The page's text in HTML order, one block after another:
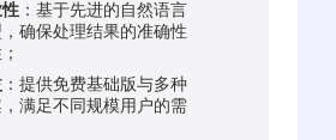
：基于先进的自然语言
确保处理结果的准确性
：提供免费基础版与多种
满足不同规模用户的需